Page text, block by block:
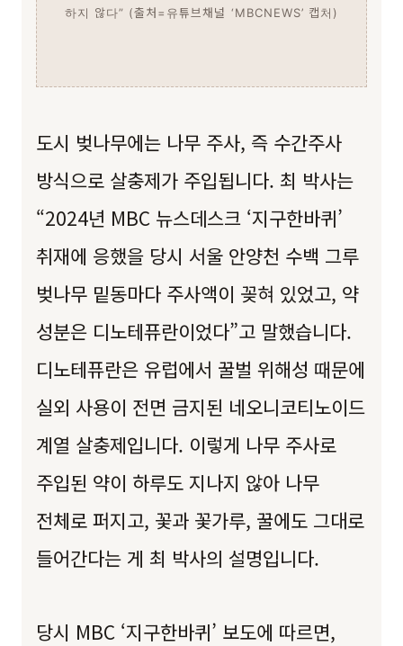
하지 않다” (출처=유튜브채널 ‘MBCNEWS’ 캡처)
도시 벚나무에는 나무 주사, 즉 수간주사
방식으로 살충제가 주입됩니다. 최 박사는
“2024년 MBC 뉴스데스크 ‘지구한바퀴’
취재에 응했을 당시 서울 안양천 수백 그루
벚나무 밑동마다 주사액이 꽂혀 있었고, 약
성분은 디노테퓨란이었다”고 말했습니다.
디노테퓨란은 유럽에서 꿀벌 위해성 때문에
실외 사용이 전면 금지된 네오니코티노이드
계열 살충제입니다. 이렇게 나무 주사로
주입된 약이 하루도 지나지 않아 나무
전체로 퍼지고, 꽃과 꽃가루, 꿀에도 그대로
들어간다는 게 최 박사의 설명입니다.
당시 MBC ‘지구한바퀴’ 보도에 따르면,